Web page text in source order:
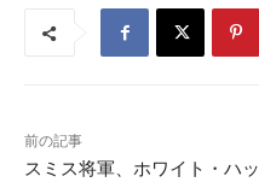
前の記事
スミス将軍、ホワイト・ハッ